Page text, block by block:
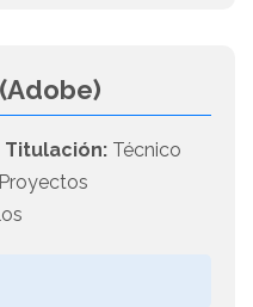
(Adobe)
Titulación: Técnico